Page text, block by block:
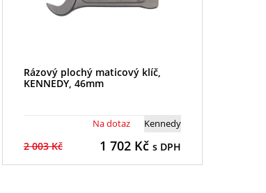
Rázový plochý maticový klíč,
KENNEDY, 46mm
Kennedy
Na dotaz
2 003 Kč 1 702Kč s DPH